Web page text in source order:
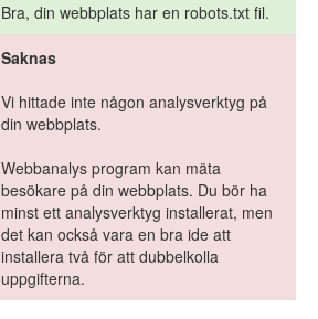
Bra, din webbplats har en robots.txt fil.
Saknas
Vi hittade inte någon analysverktyg på
din webbplats.
Webbanalys program kan mäta
besökare på din webbplats. Du bör ha
minst ett analysverktyg installerat, men
det kan också vara en bra ide att
installera två för att dubbelkolla
uppgifterna.